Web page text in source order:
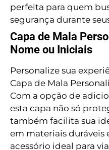
perfeita para quem
segurança durante
Capa de Mala
Nome ou Iniciais
Personalize sua
Capa de Mala
Com a opção de
esta capa não só
também facilita sua
em materiais duráveis
acessório ideal para